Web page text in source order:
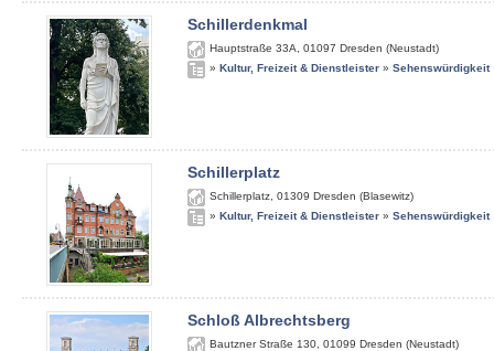
Schillerdenkmal
Hauptstraße 33A 01097 Dresden (Neustadt)
» Kultur, Freizeit & Dienstleister » Sehenswürdigkeit
Schillerplatz
Schillerplatz 01309 Dresden (Blasewitz)
» Kultur, Freizeit & Dienstleister » Sehenswürdigkeit
Schloß Albrechtsberg
Bautzner Straße 130 01099 Dresden (Neustadt)